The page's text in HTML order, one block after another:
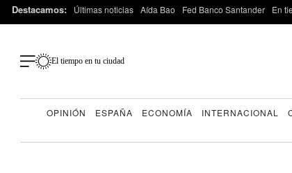
Destacamos: Últimas noticias Aída Bao Fed Banco Santander En
El tiempo en tu ciudad
OPINIÓN ESPAÑA ECONOMÍA INTERNACIONAL